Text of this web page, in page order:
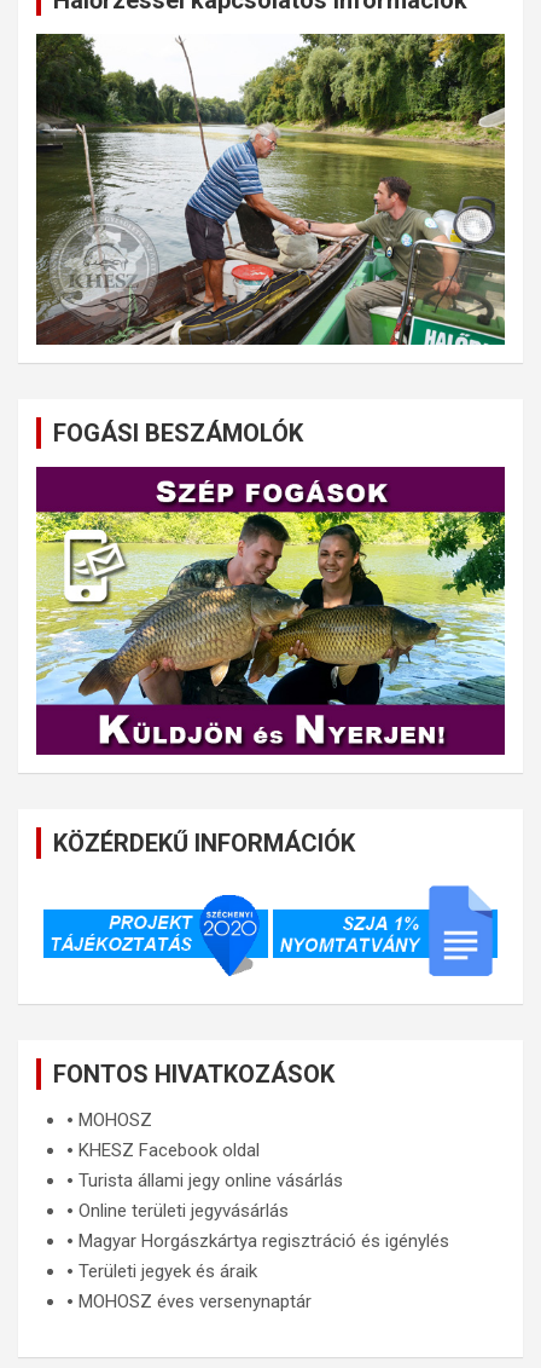
FOGÁSI BESZÁMOLÓK
KÖZÉRDEKŰ INFORMÁCIÓK
FONTOS HIVATKOZÁSOK
🞄 MOHOSZ
🞄 KHESZ Facebook oldal
🞄 Turista állami jegy online vásárlás
🞄 Online területi jegyvásárlás
🞄 Magyar Horgászkártya regisztráció és igénylés
🞄 Területi jegyek és áraik
🞄 MOHOSZ éves versenynaptár